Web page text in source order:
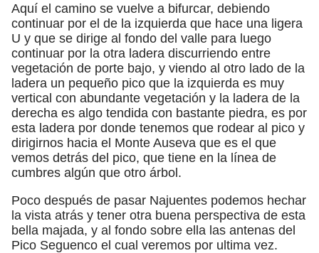
Aquí el camino se vuelve a bifurcar, debiendo
continuar por el de la izquierda que hace una ligera
U y que se dirige al fondo del valle para luego
continuar por la otra ladera discurriendo entre
vegetación de porte bajo, y viendo al otro lado de la
ladera un pequeño pico que la izquierda es muy
vertical con abundante vegetación y la ladera de la
derecha es algo tendida con bastante piedra, es por
esta ladera por donde tenemos que rodear al pico y
dirigirnos hacia el Monte Auseva que es el que
vemos detrás del pico, que tiene en la línea de
cumbres algún que otro árbol.
Poco después de pasar Najuentes podemos hechar
la vista atrás y tener otra buena perspectiva de esta
bella majada, y al fondo sobre ella las antenas del
Pico Seguenco el cual veremos por ultima vez.